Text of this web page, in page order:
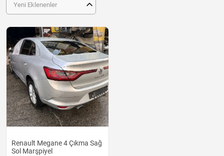
Yeni Eklenenler
Renault Megane 4 Çıkma Sağ
Sol Marşpiyel